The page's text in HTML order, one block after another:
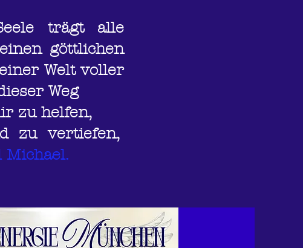
trägt alle
göttlichen
Welt voller
Weg
zu helfen,
zu vertiefen,
Michael.